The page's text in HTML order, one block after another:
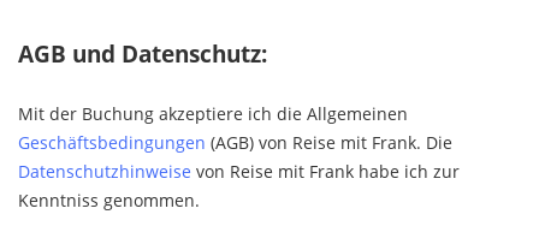
l h
f
e
l
d
AGB und Datenschutz:
Mit der Buchung akzeptiere ich die Allgemeinen
Geschäftsbedingungen (AGB) von Reise mit Frank. Die
Datenschutzhinweise von Reise mit Frank habe ich zur
Kenntniss genommen.